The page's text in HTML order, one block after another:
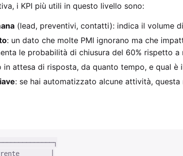
i KPI più utili in questo livello sono:
(lead, preventivi, contatti): indica il volume di
: un dato che molte PMI ignorano ma che
le probabilità di chiusura del 60% rispetto a
in attesa di risposta, da quanto tempo, e qual è
: se hai automatizzato alcune attività, questa
│